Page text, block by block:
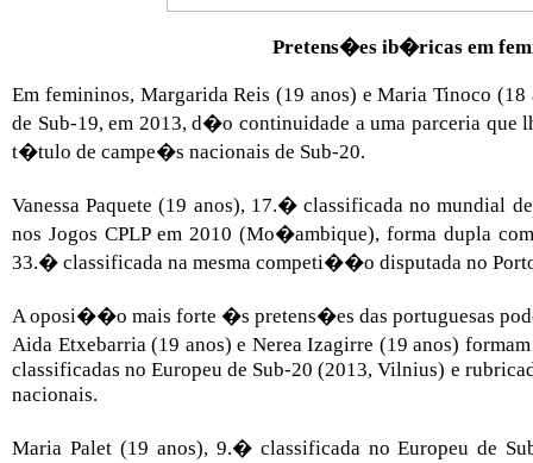
Pretens�es ib�ricas em
Em femininos, Margarida Reis (19 anos) e Maria Tinoco
de Sub-19, em 2013, d�o continuidade a uma parceria que
t�tulo de campe�s nacionais de Sub-20.
Vanessa Paquete (19 anos), 17.� classificada no mundial
nos Jogos CPLP em 2010 (Mo�ambique), forma dupla
33.� classificada na mesma competi��o disputada no
A oposi��o mais forte �s pretens�es das portuguesas
Aida Etxebarria (19 anos) e Nerea Izagirre (19 anos)
classificadas no Europeu de Sub-20 (2013, Vilnius) e
nacionais.
Maria Palet (19 anos), 9.� classificada no Europeu de